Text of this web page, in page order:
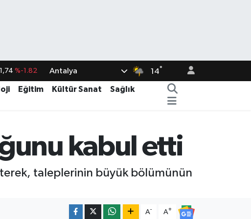
%-1.82
%0.19
%0
Antalya 14°
Eğitim Kültür Sanat
Sağlık
kabul etti
taleplerinin büyük bölümünün
A- A+